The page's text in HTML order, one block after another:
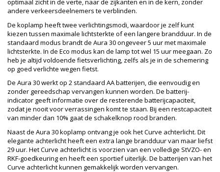
optimaal zicht in de verte, naar de zijkanten en in de kern, zonder
andere verkeersdeelnemers te verblinden.
De koplamp heeft twee verlichtingsmodi, waardoor je zelf kunt
kiezen tussen maximale lichtsterkte of een langere brandduur. In de
standaard modus brandt de Aura 30 ongeveer 5 uur met maximale
lichtsterkte. In de Eco modus kan de lamp tot wel 15 uur meegaan. Zo
heb je altijd voldoende fietsverlichting, zelfs als je in de schemering
op goed verlichte wegen fietst.
De Aura 30 werkt op 2 standaard AA batterijen, die eenvoudig en
zonder gereedschap vervangen kunnen worden. De batterij-
indicator geeft informatie over de resterende batterijcapaciteit,
zodat je nooit voor verrassingen komt te staan. Bij een restcapaciteit
van minder dan 10% gaat de schakelknop rood branden.
Naast de Aura 30 koplamp ontvang je ook het Curve achterlicht. Dit
elegante achterlicht heeft een extra lange brandduur van maar liefst
29 uur. Het Curve achterlicht is voorzien van een volledige StVZO- en
RKF-goedkeuring en heeft een sportief uiterlijk. De batterijen van het
Curve achterlicht kunnen gemakkelijk worden vervangen.